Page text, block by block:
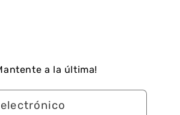
a la última!